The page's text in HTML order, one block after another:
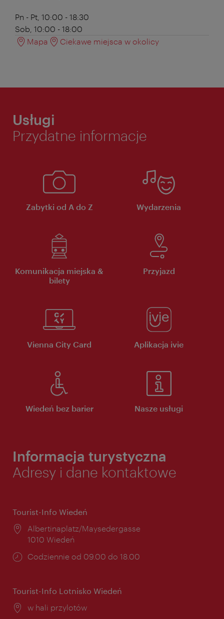
Pn - Pt, 10:00 - 18:30
Sob, 10:00 - 18:00
Mapa
Ciekawe miejsca w okolicy
Usługi
Przydatne informacje
Zabytki od A do Z Wydarzenia
Komunikacja miejska &
bilety
Przyjazd
Vienna City Card Aplikacja ivie
Wiedeń bez barier Nasze usługi
Informacja turystyczna
Adresy i dane kontaktowe
Tourist-Info Wiedeń
Miejsce:
Albertinaplatz/Maysedergasse
1010 Wiedeń
Godziny
Codziennie od 09.00 do 18.00
Tourist-Info Lotnisko Wiedeń
Miejsce:
w hali przylotów